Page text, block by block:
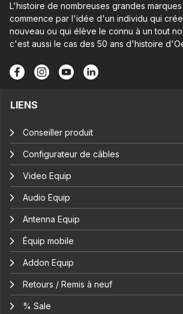
L'histoire de nombreuses grandes
commence par l'idée d'un individu qui
nouveau ou qui élève le connu à un tout
c'est aussi le cas des 50 ans d'histoire
LIENS
Conseiller produit
Configurateur de câbles
Video Equip
Audio Equip
Antenna Equip
Équip mobile
Addon Equip
Retours / Remis à neuf
% Sale